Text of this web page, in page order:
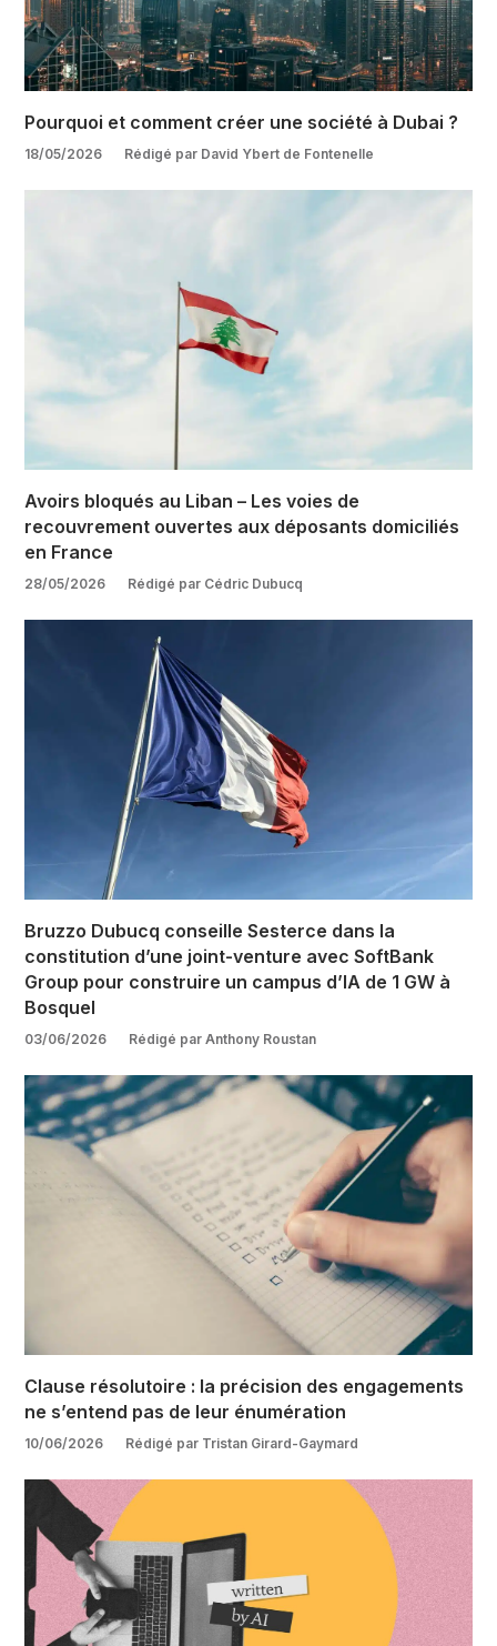
Clause résolutoire : la précision des engagements
ne s’entend pas de leur énumération
10/06/2026 Rédigé par Tristan Girard-Gaymard
Bruzzo Dubucq conseille Sesterce dans la
constitution d’une joint-venture avec SoftBank
Group pour construire un campus d’IA de 1 GW à
Bosquel
03/06/2026 Rédigé par Anthony Roustan
Avoirs bloqués au Liban – Les voies de
recouvrement ouvertes aux déposants domiciliés
en France
28/05/2026 Rédigé par Cédric Dubucq
Pourquoi et comment créer une société à Dubai ?
18/05/2026 Rédigé par David Ybert de Fontenelle